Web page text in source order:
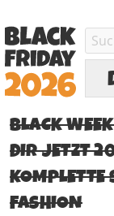
BLACK
DIR JETZT
KOMPLETTE
FASHION